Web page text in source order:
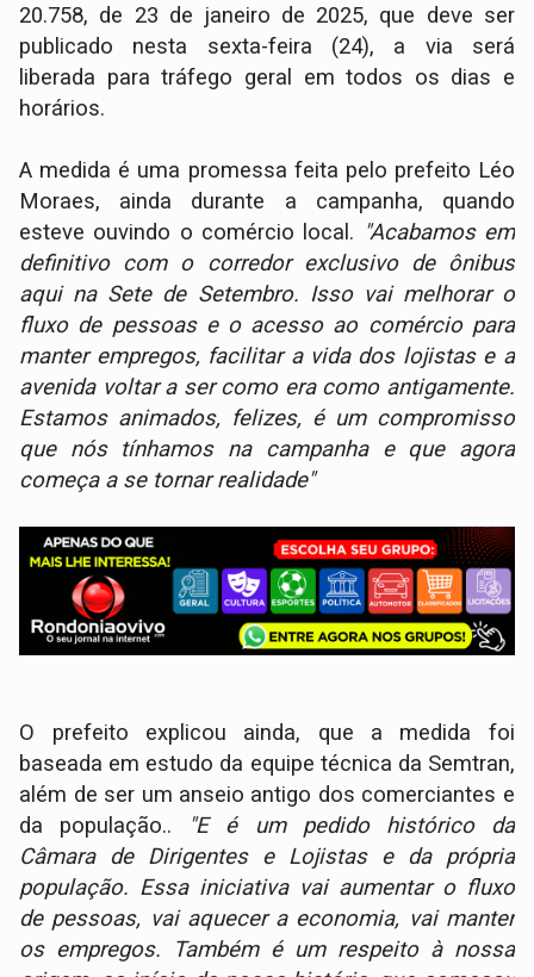
20.758, de 23 de janeiro de 2025, que deve ser
publicado nesta sexta-feira (24), a via será
liberada para tráfego geral em todos os dias e
horários.
​A medida é uma promessa feita pelo prefeito Léo
Moraes, ainda durante a campanha, quando
esteve ouvindo o comércio local. "Acabamos em
definitivo com o corredor exclusivo de ônibus
aqui na Sete de Setembro. Isso vai melhorar o
fluxo de pessoas e o acesso ao comércio para
manter empregos, facilitar a vida dos lojistas e a
avenida voltar a ser como era como antigamente.
Estamos animados, felizes, é um compromisso
que nós tínhamos na campanha e que agora
começa a se tornar realidade"
O prefeito explicou ainda, que a medida foi
baseada em estudo da equipe técnica da Semtran​,
além de ser um anseio antigo dos comerciantes e
da população..
"E é um pedido histórico da
Câmara de Dirigentes e Lojistas e da própria
população. Essa iniciativa vai aumentar o fluxo
de pessoas, vai aquecer a economia, vai manter
o​s emprego​s. ​Também ​é um respeito ​à nossa